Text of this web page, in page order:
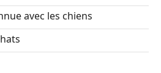
avec les chiens